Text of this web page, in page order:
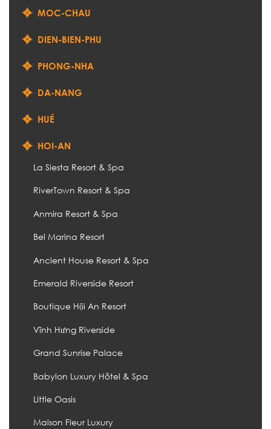
MOC-CHAU
DIEN-BIEN-PHU
PHONG-NHA
DA-NANG
HUÉ
HOI-AN
La Siesta Resort & Spa
RiverTown Resort & Spa
Anmira Resort & Spa
Bel Marina Resort
Ancient House Resort & Spa
Emerald Riverside Resort
Boutique Hội An Resort
Vĩnh Hưng Riverside
Grand Sunrise Palace
Babylon Luxury Hôtel & Spa
Little Oasis
Maison Fleur Luxury